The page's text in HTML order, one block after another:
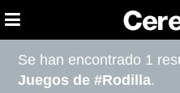
Se han encontrado 1
Juegos de #Rodilla.